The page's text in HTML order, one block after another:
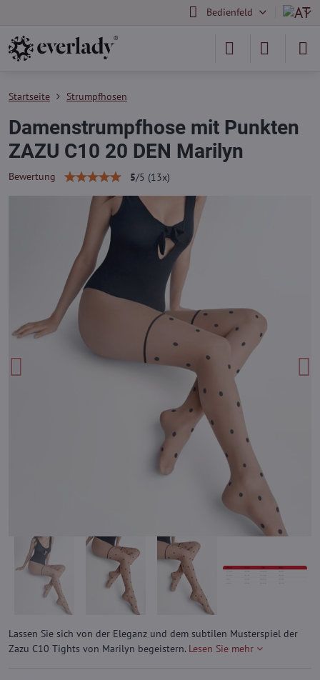
Bedienfeld
Startseite Strumpfhosen
Damenstrumpfhose mit Punkten
ZAZU C10 20 DEN Marilyn
Bewertung 5/5 (13x)
Lassen Sie sich von der Eleganz und dem subtilen Musterspiel der
Zazu C10 Tights von Marilyn begeistern. Lesen Sie mehr